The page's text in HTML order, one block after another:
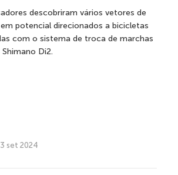
descobriram vários vetores de
potencial direcionados a bicicletas
com o sistema de troca de marchas
Di2.
3 set 2024